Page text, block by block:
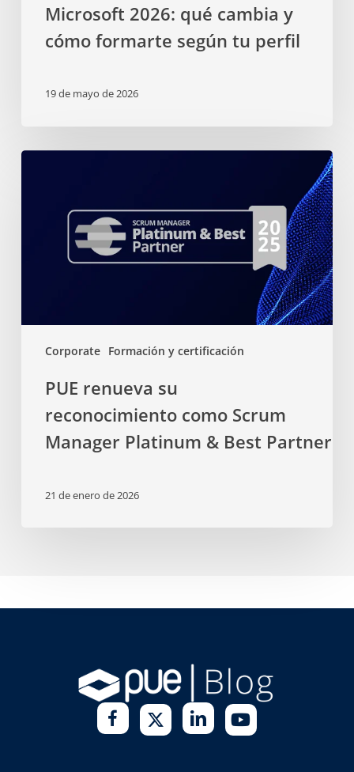
Microsoft 2026: qué cambia y
cómo formarte según tu perfil
19 de mayo de 2026
Corporate Formación y certificación
PUE renueva su
reconocimiento como Scrum
Manager Platinum & Best Partner
21 de enero de 2026